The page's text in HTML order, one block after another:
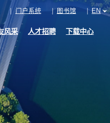
门户系统 图书馆 EN
风采 人才招聘 下载中心